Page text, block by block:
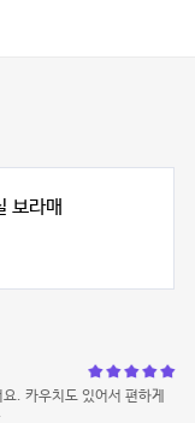
보라매
. 카우치도 있어서 편하게